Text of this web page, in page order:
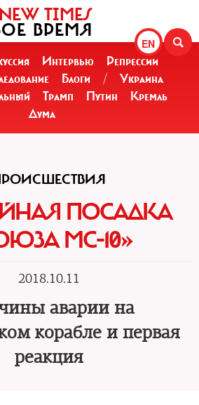
EN
TIMES
ВРЕМЯ
Интервью
Репрессии
Блоги /
Украина
Трамп Путин
Кремль
Дума
ПОСАДКА
МС-10»
2018.10.11
аварии на
корабле и первая
реакция